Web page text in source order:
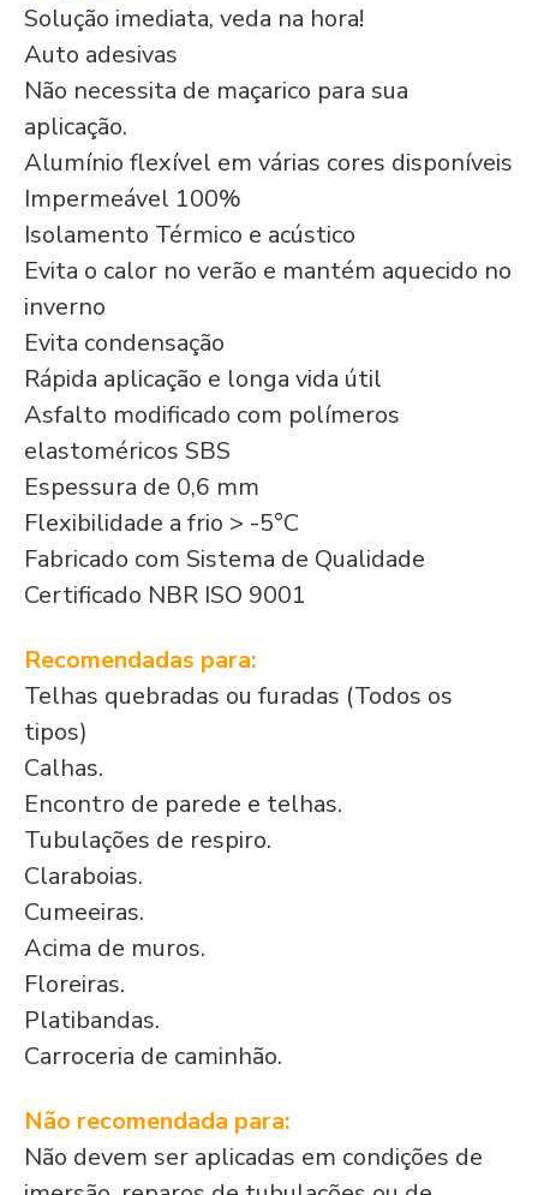
Solução imediata, veda na hora!
Auto adesivas
Não necessita de maçarico para sua
aplicação.
Alumínio flexível em várias cores disponíveis
Impermeável 100%
Isolamento Térmico e acústico
Evita o calor no verão e mantém aquecido no
inverno
Evita condensação
Rápida aplicação e longa vida útil
Asfalto modificado com polímeros
elastoméricos SBS
Espessura de 0,6 mm
Flexibilidade a frio > -5°C
Fabricado com Sistema de Qualidade
Certificado NBR ISO 9001
Recomendadas para:
Telhas quebradas ou furadas (Todos os
tipos)
Calhas.
Encontro de parede e telhas.
Tubulações de respiro.
Claraboias.
Cumeeiras.
Acima de muros.
Floreiras.
Platibandas.
Carroceria de caminhão.
Não recomendada para:
Não devem ser aplicadas em condições de